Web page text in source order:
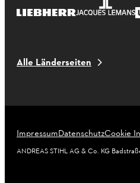
Alle Länderseiten
ImpressumDatenschutzCookie
ANDREAS STIHL AG & Co. KG